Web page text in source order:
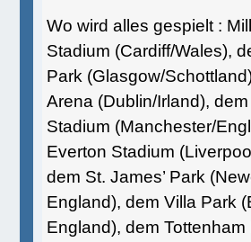
Wo wird alles gespielt :
Stadium (Cardiff/Wales),
Park (Glasgow/
Arena (Dublin/Irland), dem
Stadium (Manchester/
Everton Stadium
dem St. James’ Park
England), dem Villa Park
England), dem Tottenham